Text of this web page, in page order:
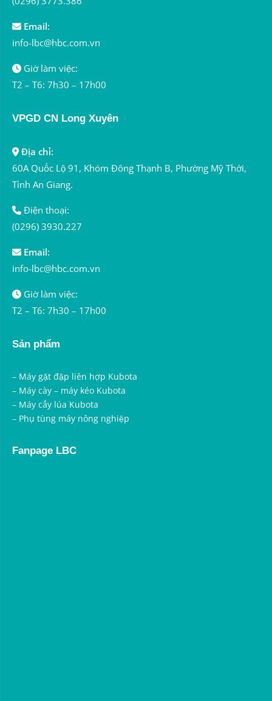
Email:
info-lbc@hbc.com.vn
Giờ làm việc:
T2 – T6: 7h30 – 17h00
VPGD CN Long Xuyên
Địa chỉ:
60A Quốc Lộ 91, Khóm Đông Thạnh B, Phường Mỹ Thới,
Tỉnh An Giang.
Điện thoại:
(0296) 3930.227
Email:
info-lbc@hbc.com.vn
Giờ làm việc:
T2 – T6: 7h30 – 17h00
Sản phẩm
– Máy gặt đập liên hợp Kubota
– Máy cày – máy kéo Kubota
– Máy cấy lúa Kubota
– Phụ tùng máy nông nghiệp
Fanpage LBC